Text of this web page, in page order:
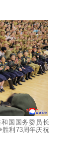
国 国务委员长
胜利73周年庆祝